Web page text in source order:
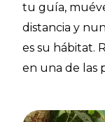
tu guía,
distancia y
es su hábitat.
en una de las